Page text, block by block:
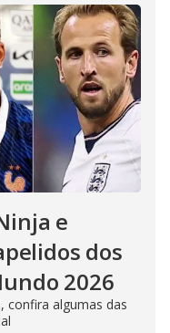
e
dos
2026
confira algumas das